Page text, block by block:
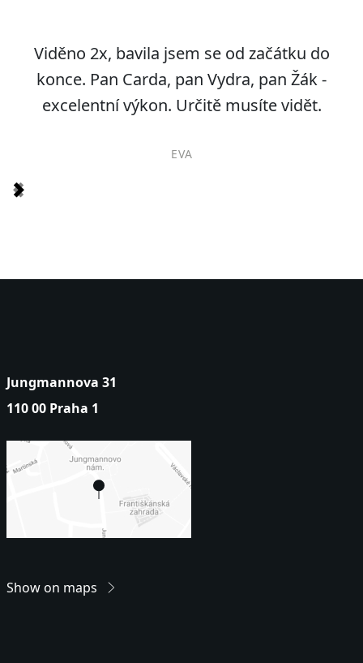
Viděno 2x, bavila jsem se od začátku do
konce. Pan Carda, pan Vydra, pan Žák -
excelentní výkon. Určitě musíte vidět.
EVA
Item
Jungmannova 31
110 00 Praha 1
Show on maps